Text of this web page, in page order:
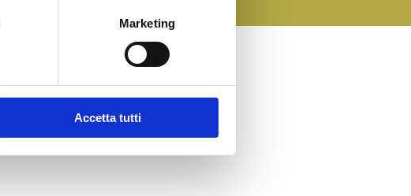
Marketing
Accetta tutti
like the post?
social network with your friends